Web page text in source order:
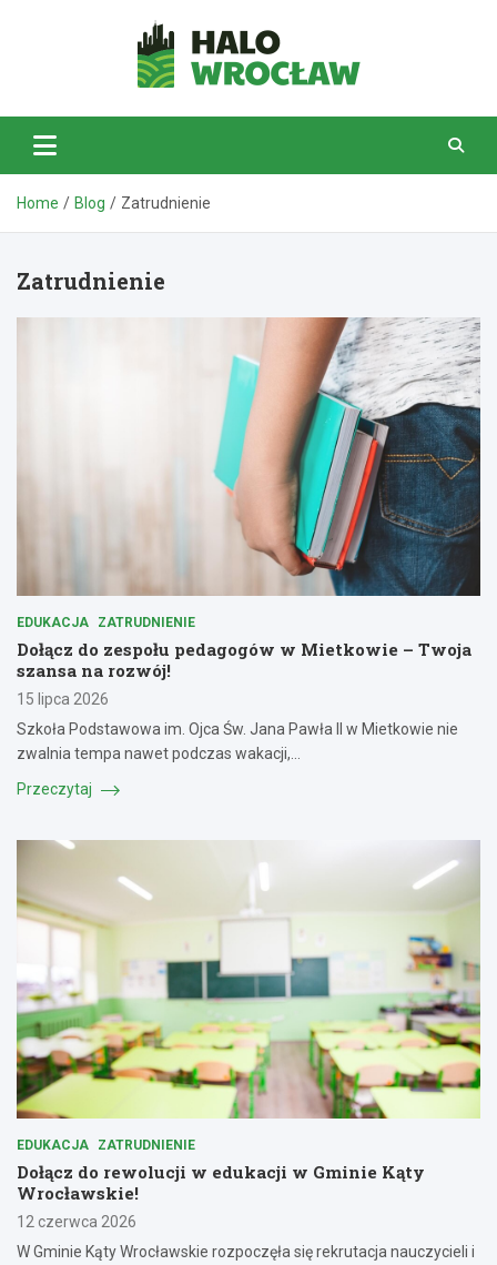
HaloWrocław.pl
Home Blog Zatrudnienie
Zatrudnienie
EDUKACJA ZATRUDNIENIE
Dołącz do zespołu pedagogów w Mietkowie – Twoja
szansa na rozwój!
15 lipca 2026
Szkoła Podstawowa im. Ojca Św. Jana Pawła II w Mietkowie nie
zwalnia tempa nawet podczas wakacji,…
Przeczytaj
EDUKACJA ZATRUDNIENIE
Dołącz do rewolucji w edukacji w Gminie Kąty
Wrocławskie!
12 czerwca 2026
W Gminie Kąty Wrocławskie rozpoczęła się rekrutacja nauczycieli i